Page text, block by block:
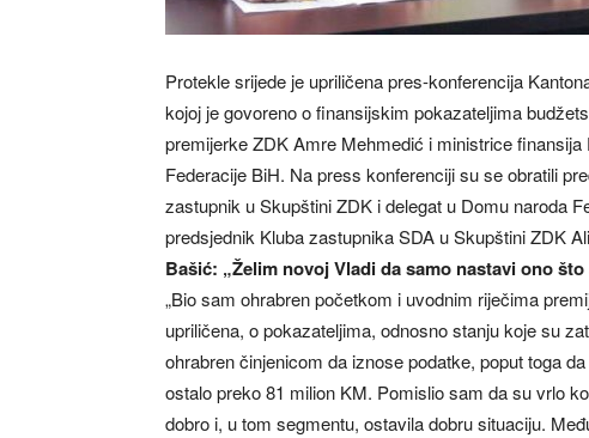
Protekle srijede je upriličena pres-konferencija
kojoj je govoreno o finansijskim pokazateljima
premijerke ZDK Amre Mehmedić i ministrice
Federacije BiH. Na press konferenciji su se obratili
zastupnik u Skupštini ZDK i delegat u Domu naroda
predsjednik Kluba zastupnika SDA u Skupštini ZDK
Bašić: „Želim novoj Vladi da samo nastavi ono
„Bio sam ohrabren početkom i uvodnim riječima
upriličena, o pokazateljima, odnosno stanju koje su
ohrabren činjenicom da iznose podatke, poput toga
ostalo preko 81 milion KM. Pomislio sam da su vrlo
dobro i, u tom segmentu, ostavila dobru situaciju.